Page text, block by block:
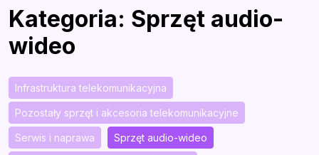
Kategoria: Sprzęt audio-
wideo
Infrastruktura telekomunikacyjna
Pozostały sprzęt i akcesoria telekomunikacyjne
Serwis i naprawa Sprzęt audio-wideo